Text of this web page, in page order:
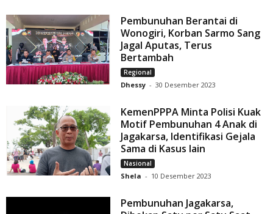
Pembunuhan Berantai di
Wonogiri, Korban Sarmo Sang
Jagal Aputas, Terus
Bertambah
Regional
Dhessy - 30 Desember 2023
KemenPPPA Minta Polisi Kuak
Motif Pembunuhan 4 Anak di
Jagakarsa, Identifikasi Gejala
Sama di Kasus lain
Nasional
Shela - 10 Desember 2023
Pembunuhan Jagakarsa,